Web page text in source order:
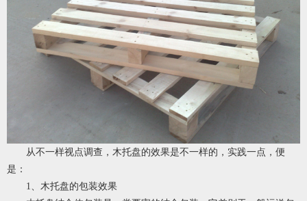
从不一样视点调查，木托盘的效果是不一样的，实践一点，便
是：
1、木托盘的包装效果